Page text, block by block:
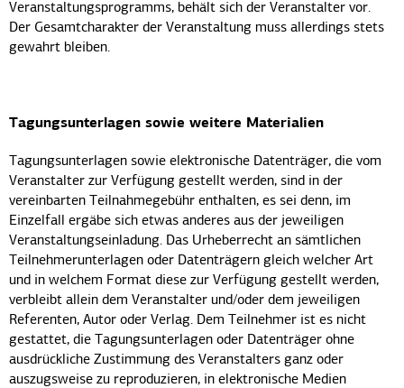
Veranstaltungsprogramms, behält sich der Veranstalter vor.
Der Gesamtcharakter der Veranstaltung muss allerdings stets
gewahrt bleiben.
Tagungsunterlagen sowie weitere Materialien
Tagungsunterlagen sowie elektronische Datenträger, die vom
Veranstalter zur Verfügung gestellt werden, sind in der
vereinbarten Teilnahmegebühr enthalten, es sei denn, im
Einzelfall ergäbe sich etwas anderes aus der jeweiligen
Veranstaltungseinladung. Das Urheberrecht an sämtlichen
Teilnehmerunterlagen oder Datenträgern gleich welcher Art
und in welchem Format diese zur Verfügung gestellt werden,
verbleibt allein dem Veranstalter und/oder dem jeweiligen
Referenten, Autor oder Verlag. Dem Teilnehmer ist es nicht
gestattet, die Tagungsunterlagen oder Datenträger ohne
ausdrückliche Zustimmung des Veranstalters ganz oder
auszugsweise zu reproduzieren, in elektronische Medien